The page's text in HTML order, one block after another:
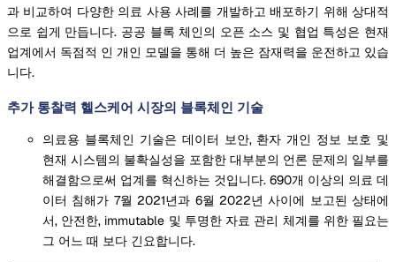
과 비교하여 다양한 의료 사용 사례를 개발하고 배포하기 위해 상대적
으로 쉽게 만듭니다. 공공 블록 체인의 오픈 소스 및 협업 특성은 현재
업계에서 독점적 인 개인 모델을 통해 더 높은 잠재력을 운전하고 있습
니다.
추가 통찰력 헬스케어 시장의 블록체인 기술
의료용 블록체인 기술은 데이터 보안, 환자 개인 정보 보호 및
현재 시스템의 불확실성을 포함한 대부분의 언론 문제의 일부를
해결함으로써 업계를 혁신하는 것입니다. 690개 이상의 의료 데
이터 침해가 7월 2021년과 6월 2022년 사이에 보고된 상태에
서, 안전한, immutable 및 투명한 자료 관리 체계를 위한 필요는
그 어느 때 보다 긴요합니다.